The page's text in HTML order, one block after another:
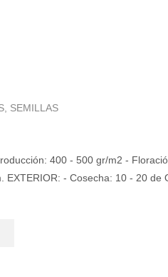
SEMILLAS
400 - 500 gr/m2 -
EXTERIOR: - Cosecha: 10 - 20 de